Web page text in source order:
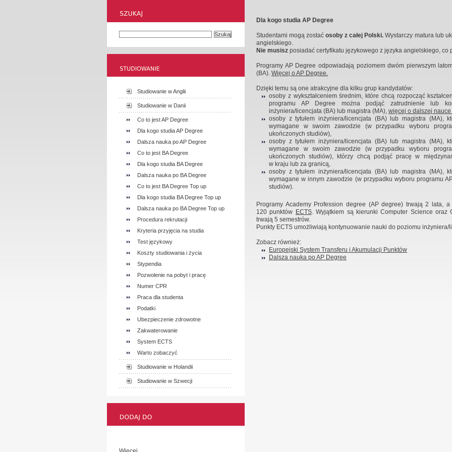
Studiowanie w Anglii
Studiowanie w Danii
Co to jest AP Degree
Dla kogo studia AP Degree
Dalsza nauka po AP Degree
Co to jest BA Degree
Dla kogo studia BA Degree
Dalsza nauka po BA Degree
Co to jest BA Degree Top up
Dla kogo studia BA Degree Top up
Dalsza nauka po BA Degree Top up
Procedura rekrutacji
Kryteria przyjęcia na studia
Test językowy
Koszty studiowania i życia
Stypendia
Pozwolenie na pobyt i pracę
Numer CPR
Praca dla studenta
Podatki
Ubezpieczenie zdrowotne
Zakwaterowanie
System ECTS
Warto zobaczyć
Studiowanie w Holandii
Studiowanie w Szwecji
Dla kogo studia AP Degree
Studentami mogą zostaćosoby z całej Polski. Wystarczy matura lub
angielskiego.
Nie musisz posiadać certyfikatu językowego z języka angielskiego,
Programy AP Degree odpowiadają poziomem dwóm pierwszym
(BA). Więcej o AP Degree.
Dzięki temu są one atrakcyjne dla kilku grup kandydatów:
osoby z wykształceniem średnim, które chcą rozpocząć
programu AP Degree można podjąć zatrudnienie lub
inżyniera/licencjata (BA) lub magistra (MA), więcej o dalszej nauce
osoby z tytułem inżyniera/licencjata (BA) lub magistra (MA),
wymagane w swoim zawodzie (w przypadku wyboru
ukończonych studiów),
osoby z tytułem inżyniera/licencjata (BA) lub magistra (MA),
wymagane w swoim zawodzie (w przypadku wyboru
ukończonych studiów), którzy chcą podjąć pracę w
w kraju lub za granicą,
osoby z tytułem inżyniera/licencjata (BA) lub magistra (MA),
wymagane w innym zawodzie (w przypadku wyboru programu
studiów).
Programy Academy Profession degree (AP degree) trwają 2 lata,
120 punktów ECTS. Wyjątkiem są kierunki Computer Science oraz
trwają 5 semestrów.
Punkty ECTS umożliwiają kontynuowanie nauki do poziomu inżyniera/
Zobacz również:
Europejski System Transferu i Akumulacji Punktów
Dalsza nauka po AP Degree